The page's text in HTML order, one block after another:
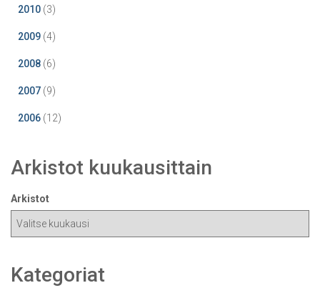
2010 (3)
2009 (4)
2008 (6)
2007 (9)
2006 (12)
Arkistot kuukausittain
Arkistot
Kategoriat